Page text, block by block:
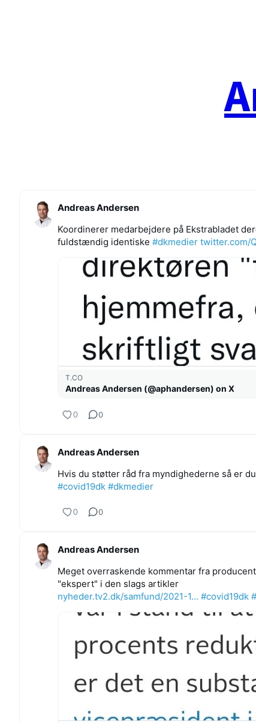
Andreas Andersen
Koordinerer medarbejdere på Ekstrabladet
fuldstændig identiske #dkmedier twitter.com/
T.CO
Andreas Andersen (@aphandersen) on X
0 0
Andreas Andersen
Hvis du støtter råd fra myndighederne så er
#covid19dk #dkmedier
0 0
Andreas Andersen
Meget overraskende kommentar fra
"ekspert" i den slags artikler
nyheder.tv2.dk/samfund/2021-1… #covid19dk